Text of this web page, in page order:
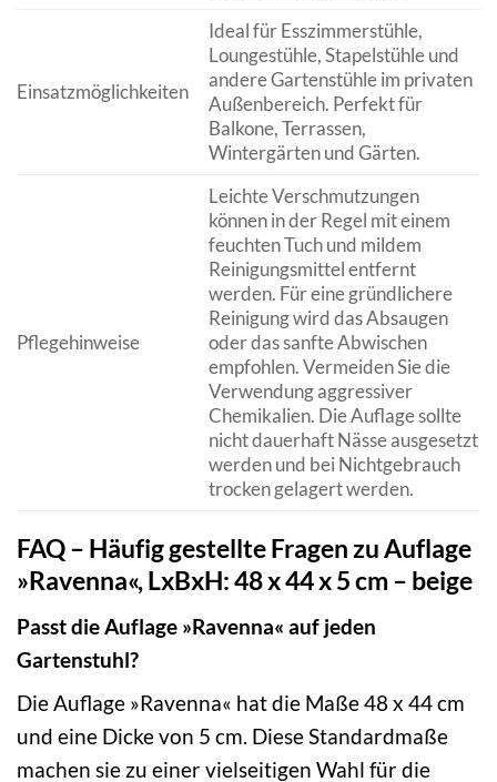
Einsatzmöglichkeiten
Ideal für Esszimmerstühle,
Loungestühle, Stapelstühle und
andere Gartenstühle im privaten
Außenbereich. Perfekt für
Balkone, Terrassen,
Wintergärten und Gärten.
Pflegehinweise
Leichte Verschmutzungen
können in der Regel mit einem
feuchten Tuch und mildem
Reinigungsmittel entfernt
werden. Für eine gründlichere
Reinigung wird das Absaugen
oder das sanfte Abwischen
empfohlen. Vermeiden Sie die
Verwendung aggressiver
Chemikalien. Die Auflage sollte
nicht dauerhaft Nässe ausgesetzt
werden und bei Nichtgebrauch
trocken gelagert werden.
FAQ – Häufig gestellte Fragen zu Auflage
»Ravenna«, LxBxH: 48 x 44 x 5 cm – beige
Passt die Auflage »Ravenna« auf jeden
Gartenstuhl?
Die Auflage »Ravenna« hat die Maße 48 x 44 cm
und eine Dicke von 5 cm. Diese Standardmaße
machen sie zu einer vielseitigen Wahl für die